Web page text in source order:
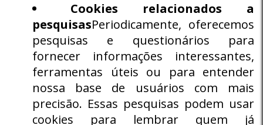
Cookies relacionados a
pesquisasPeriodicamente, oferecemos
pesquisas e questionários para
fornecer informações interessantes,
ferramentas úteis ou para entender
nossa base de usuários com mais
precisão. Essas pesquisas podem usar
cookies para lembrar quem já